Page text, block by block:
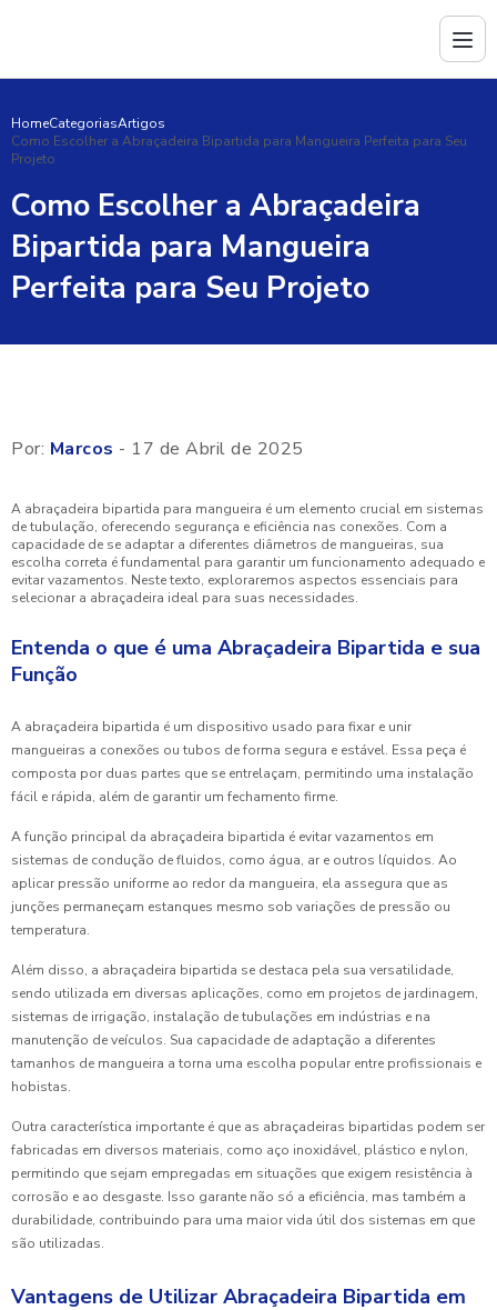
HomeCategoriasArtigos
Como Escolher a Abraçadeira Bipartida para Mangueira Perfeita para Seu
Projeto
Como Escolher a Abraçadeira
Bipartida para Mangueira
Perfeita para Seu Projeto
Por: Marcos - 17 de Abril de 2025
A abraçadeira bipartida para mangueira é um elemento crucial em sistemas
de tubulação, oferecendo segurança e eficiência nas conexões. Com a
capacidade de se adaptar a diferentes diâmetros de mangueiras, sua
escolha correta é fundamental para garantir um funcionamento adequado e
evitar vazamentos. Neste texto, exploraremos aspectos essenciais para
selecionar a abraçadeira ideal para suas necessidades.
Entenda o que é uma Abraçadeira Bipartida e sua
Função
A abraçadeira bipartida é um dispositivo usado para fixar e unir
mangueiras a conexões ou tubos de forma segura e estável. Essa peça é
composta por duas partes que se entrelaçam, permitindo uma instalação
fácil e rápida, além de garantir um fechamento firme.
A função principal da abraçadeira bipartida é evitar vazamentos em
sistemas de condução de fluidos, como água, ar e outros líquidos. Ao
aplicar pressão uniforme ao redor da mangueira, ela assegura que as
junções permaneçam estanques mesmo sob variações de pressão ou
temperatura.
Além disso, a abraçadeira bipartida se destaca pela sua versatilidade,
sendo utilizada em diversas aplicações, como em projetos de jardinagem,
sistemas de irrigação, instalação de tubulações em indústrias e na
manutenção de veículos. Sua capacidade de adaptação a diferentes
tamanhos de mangueira a torna uma escolha popular entre profissionais e
hobistas.
Outra característica importante é que as abraçadeiras bipartidas podem ser
fabricadas em diversos materiais, como aço inoxidável, plástico e nylon,
permitindo que sejam empregadas em situações que exigem resistência à
corrosão e ao desgaste. Isso garante não só a eficiência, mas também a
durabilidade, contribuindo para uma maior vida útil dos sistemas em que
são utilizadas.
Vantagens de Utilizar Abraçadeira Bipartida em